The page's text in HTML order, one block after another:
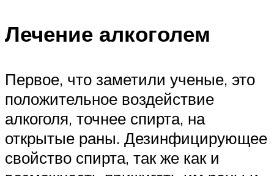
Лечение алкоголем
Первое, что заметили ученые, это
положительное воздействие
алкоголя, точнее спирта, на
открытые раны. Дезинфицирующее
свойство спирта, так же как и